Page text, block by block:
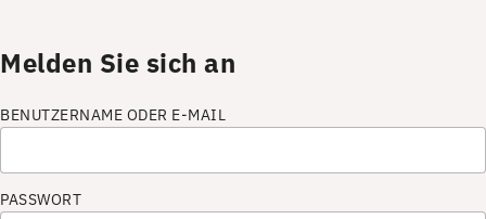
Melden Sie sich an
BENUTZERNAME ODER E-MAIL
PASSWORT